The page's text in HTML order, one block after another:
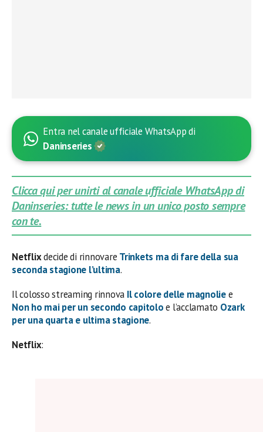
Entra nel canale ufficiale WhatsApp di
Daninseries
Clicca qui per unirti al canale ufficiale WhatsApp di
Daninseries: tutte le news in un unico posto sempre
con te.
Netflixdecide di rinnovare Trinkets ma di fare della sua
seconda stagione l’ultima.
Il colosso streaming rinnova Il colore delle magnoliee
Non ho maiper un secondo capitoloe l’acclamato Ozark
per una quarta e ultima stagione.
Netflix: